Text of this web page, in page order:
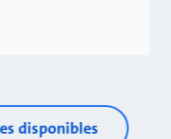
disponibles